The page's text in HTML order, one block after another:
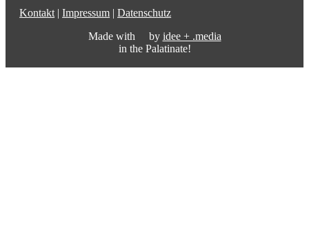
Kontakt |Impressum |Datenschutz
Made with
by idee + .media
in the Palatinate!